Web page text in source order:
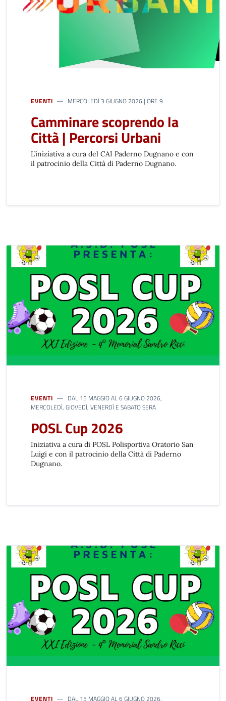
EVENTI MERCOLEDÌ 3 GIUGNO 2026 | ORE 9
Camminare scoprendo la
Città | Percorsi Urbani
L’iniziativa a cura del CAI Paderno Dugnano e con
il patrocinio della Città di Paderno Dugnano.
EVENTI
DAL 15 MAGGIO AL 6 GIUGNO 2026,
MERCOLEDÌ, GIOVEDÌ, VENERDÌ E SABATO SERA
POSL Cup 2026
Iniziativa a cura di POSL Polisportiva Oratorio San
Luigi e con il patrocinio della Città di Paderno
Dugnano.
EVENTI DAL 15 MAGGIO AL 6 GIUGNO 2026,